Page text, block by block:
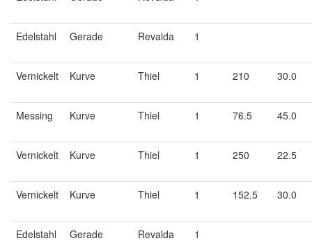
Edelstahl Gerade Revalda 1
Vernickelt Kurve Thiel 1 210 30.0
Messing Kurve Thiel 1 76.5 45.0
Vernickelt Kurve Thiel 1 250 22.5
Vernickelt Kurve Thiel 1 152.5 30.0
Edelstahl Gerade Revalda 1